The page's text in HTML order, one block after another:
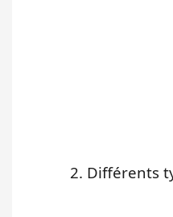
2. Différents